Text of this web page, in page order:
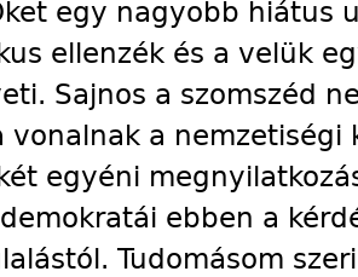
egy nagyobb hiátus
ellenzék és a velük
Sajnos a szomszéd
vonalnak a nemzetiségi
egyéni
ebben a
Tudomásom